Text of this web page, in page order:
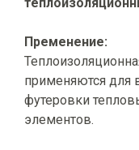
Пременение:
применяются для
футеровки
элементов.